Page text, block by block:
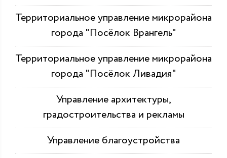
Территориальное управление микрорайона
города "Посёлок Врангель"
Территориальное управление микрорайона
города "Посёлок Ливадия"
Управление архитектуры,
градостроительства и рекламы
Управление благоустройства